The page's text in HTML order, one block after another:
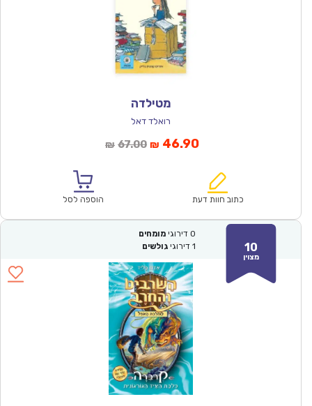
מטילדה
רואלד דאל
₪ 67.00המחיר
₪67.00.
₪ 46.90המחיר
הוא:
כתוב חוות דעת הוספה לסל
10
מצוין
0 דירוגי מומחים
1 דירוגי גולשים